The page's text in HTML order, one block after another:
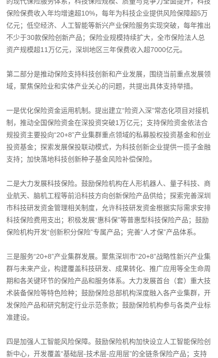
保险保费收入年均增速超10%，每年为科技企业提供风险保障超5万
亿元；低空经济、人工智能等新兴产业保险服务实现突破，每年推出
不少于30款保险创新产品；保险业规模持续扩大，全市保险法人总
资产规模超11万亿元，深圳地区三年保费收入超7000亿元。
第二部分是推动保险支持科技创新和产业发展，围绕当前重点发展领
域，聚焦保险业和实体产业关心的问题，共提出具体支持举措。
一是优化保险资金运用机制。提出建立“险资入深”常态化项目对接机
制，推动全国保险资金在深投资突破1万亿元；支持保险资金依法合
规投资主要投向“20+8”产业集群重点领域的私募股权投资基金和创业
投资基金；探索发展保投联动模式，为科技创新企业提供一揽子金融
支持；加快落地科技创新种子基金风险补偿保险。
二是大力发展科技保险。鼓励保险机构在人形机器人、量子科技、商
业航天、脑机工程等前沿科技方向创新保险产品供给；探索完善深圳
市科技研发资金管理相关制度，允许科技研发资金根据实际需求安排
科技保险费用支出；积极发展“惠科保”等普惠型科技保险产品；鼓励
保险机构开发“创新积分保险”专属产品；完善“人才保”产品体系。
三是服务“20+8”产业集群发展。聚焦深圳市“20+8”战略性新兴产业集
群与未来产业，构建覆盖科技研发、成果转化、推广应用等全生命周
期和各关键环节的保险产品和服务体系。大力发展首台（套）重大技
术装备保险等特色险种；鼓励保险总部机构深度融入各产业集群，开
发保险产品和研究制定行业示范条款；鼓励保险机构参与各类产业标
准建设。
四是加强人工智能风险保障。鼓励保险机构加快设立人工智能保险创
新中心，开发覆盖“基础层-技术层-应用层”的全链条保险产品；支持